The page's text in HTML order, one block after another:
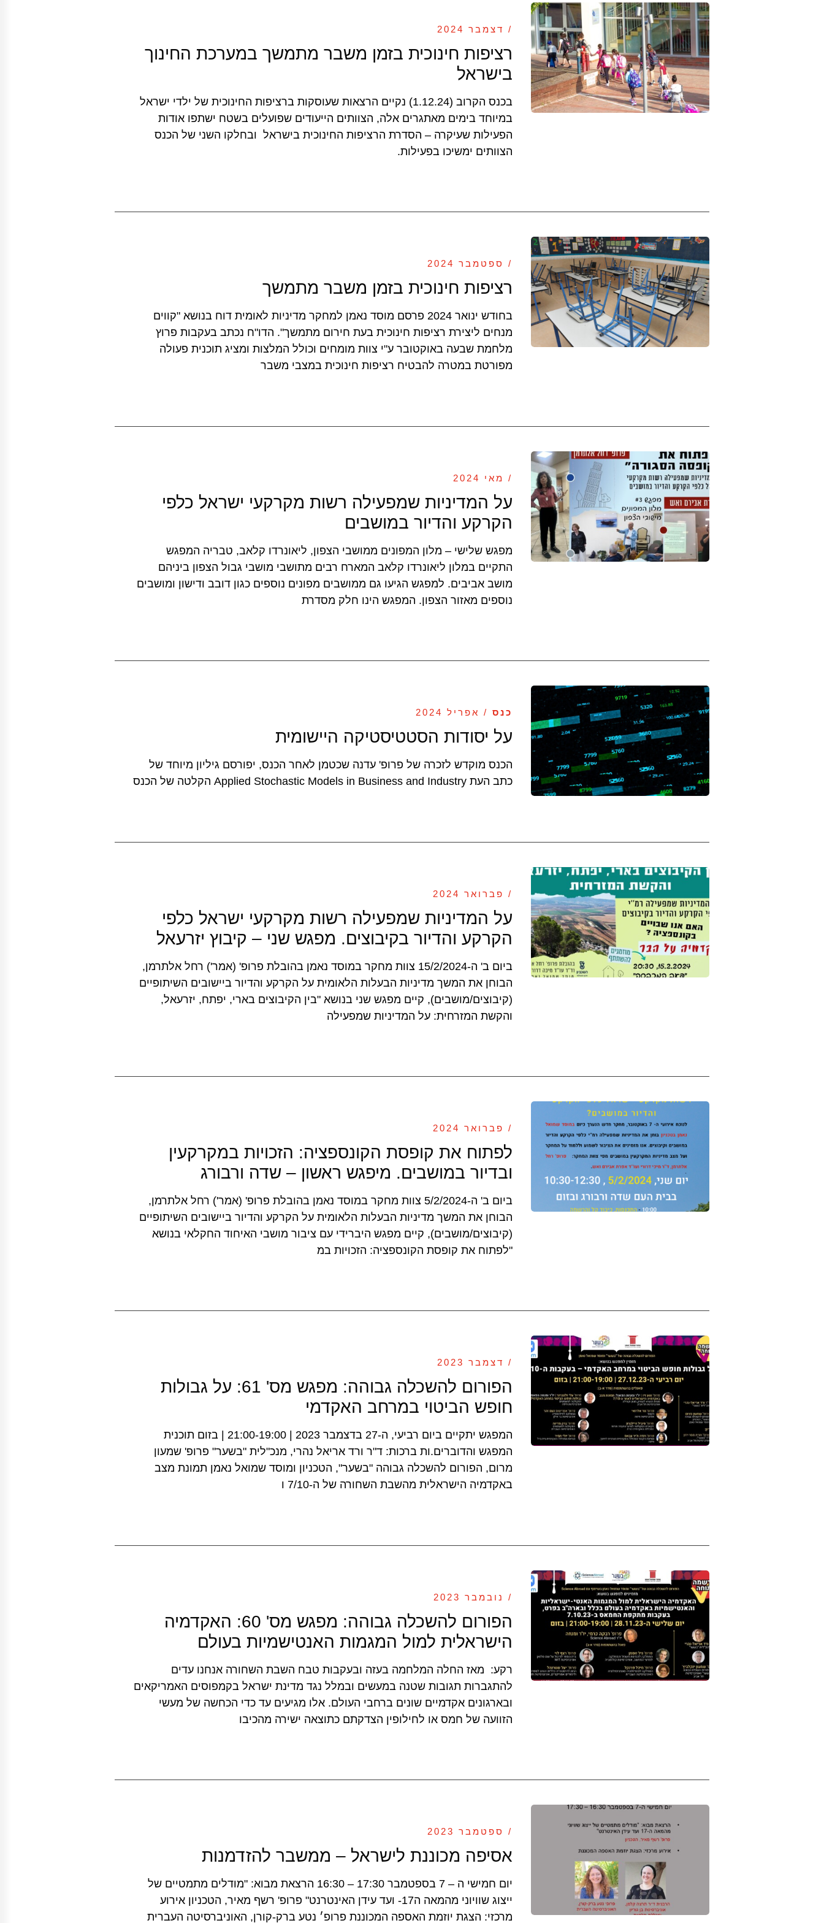
/ דצמבר 2024
רציפות חינוכית בזמן משבר מתמשך במערכת החינוך
בישראל
בכנס הקרוב (1.12.24) נקיים הרצאות שעוסקות ברציפות החינוכית של ילדי ישראל
במיוחד בימים מאתגרים אלה, הצוותים הייעודים שפועלים בשטח ישתפו אודות
הפעילות שעיקרה – הסדרת הרציפות החינוכית בישראל ובחלקו השני של הכנס
הצוותים ימשיכו בפעילות.
/ ספטמבר 2024
רציפות חינוכית בזמן משבר מתמשך
בחודש ינואר 2024 פרסם מוסד נאמן למחקר מדיניות לאומית דוח בנושא "קווים
מנחים ליצירת רציפות חינוכית בעת חירום מתמשך". הדו"ח נכתב בעקבות פרוץ
מלחמת שבעה באוקטובר ע"י צוות מומחים וכולל המלצות ומציג תוכנית פעולה
מפורטת במטרה להבטיח רציפות חינוכית במצבי משבר
/ מאי 2024
על המדיניות שמפעילה רשות מקרקעי ישראל כלפי
הקרקע והדיור במושבים
מפגש שלישי – מלון המפונים ממושבי הצפון, ליאונרדו קלאב, טבריה המפגש
התקיים במלון ליאונרדו קלאב המארח רבים מתושבי מושבי גבול הצפון ביניהם
מושב אביבים. למפגש הגיעו גם ממושבים מפונים נוספים כגון דובב ודישון ומושבים
נוספים מאזור הצפון. המפגש הינו חלק מסדרת
כנס / אפריל 2024
על יסודות הסטטיסטיקה היישומית
הכנס מוקדש לזכרה של פרופ' עדנה שכטמן לאחר הכנס, יפורסם גיליון מיוחד של
כתב העת Applied Stochastic Models in Business and Industry הקלטה של הכנס
/ פברואר 2024
על המדיניות שמפעילה רשות מקרקעי ישראל כלפי
הקרקע והדיור בקיבוצים. מפגש שני – קיבוץ יזרעאל
ביום ב' ה-15/2/2024 צוות מחקר במוסד נאמן בהובלת פרופ' (אמר') רחל אלתרמן,
הבוחן את המשך מדיניות הבעלות הלאומית על הקרקע והדיור ביישובים השיתופיים
(קיבוצים/מושבים), קיים מפגש שני בנושא "בין הקיבוצים בארי, יפתח, יזרעאל,
והקשת המזרחית: על המדיניות שמפעילה
/ פברואר 2024
לפתוח את קופסת הקונספציה: הזכויות במקרקעין
ובדיור במושבים. מיפגש ראשון – שדה ורבורג
ביום ב' ה-5/2/2024 צוות מחקר במוסד נאמן בהובלת פרופ' (אמר') רחל אלתרמן,
הבוחן את המשך מדיניות הבעלות הלאומית על הקרקע והדיור ביישובים השיתופיים
(קיבוצים/מושבים), קיים מפגש היברידי עם ציבור מושבי האיחוד החקלאי בנושא
"לפתוח את קופסת הקונספציה: הזכויות במ
/ דצמבר 2023
הפורום להשכלה גבוהה: מפגש מס' 61: על גבולות
חופש הביטוי במרחב האקדמי
המפגש יתקיים ביום רביעי, ה-27 בדצמבר 2023 | 21:00-19:00 | בזום תוכנית
המפגש והדוברים.ות ברכות: ד"ר ורד אריאל נהרי, מנכ"לית "בשער" פרופ' שמעון
מרום, הפורום להשכלה גבוהה "בשער", הטכניון ומוסד שמואל נאמן תמונת מצב
באקדמיה הישראלית מהשבת השחורה של ה-7/10 ו
/ נובמבר 2023
הפורום להשכלה גבוהה: מפגש מס' 60: האקדמיה
הישראלית למול המגמות האנטישמיות בעולם
רקע: מאז החלה המלחמה בעזה ובעקבות טבח השבת השחורה אנחנו עדים
להתגברות תגובות שטנה במעשים ובמלל נגד מדינת ישראל בקמפוסים האמריקאים
ובארגונים אקדמיים שונים ברחבי העולם. אלו מגיעים עד כדי הכחשה של מעשי
הזוועה של חמס או לחילופין הצדקתם כתוצאה ישירה מהכיבו
/ ספטמבר 2023
אסיפה מכוננת לישראל – ממשבר להזדמנות
יום חמישי ה – 7 בספטמבר 17:30 – 16:30 הרצאת מבוא: "מודלים מתמטיים של
ייצוג שוויוני מהמאה ה17- ועד עידן האינטרנט" פרופ' רשף מאיר, הטכניון אירוע
מרכזי: הצגת יוזמת האספה המכוננת פרופ׳ נטע ברק-קורן, האוניברסיטה העברית